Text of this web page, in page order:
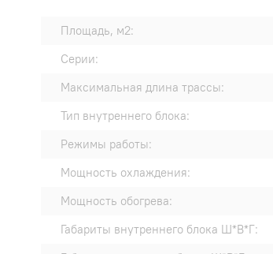
Площадь, м2:
Серии:
Максимальная длина трассы:
Тип внутреннего блока:
Режимы работы:
Мощность охлаждения:
Мощность обогрева:
Габариты внутреннего блока Ш*В*Г: